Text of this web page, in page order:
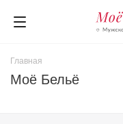
Главная
Моё Бельё